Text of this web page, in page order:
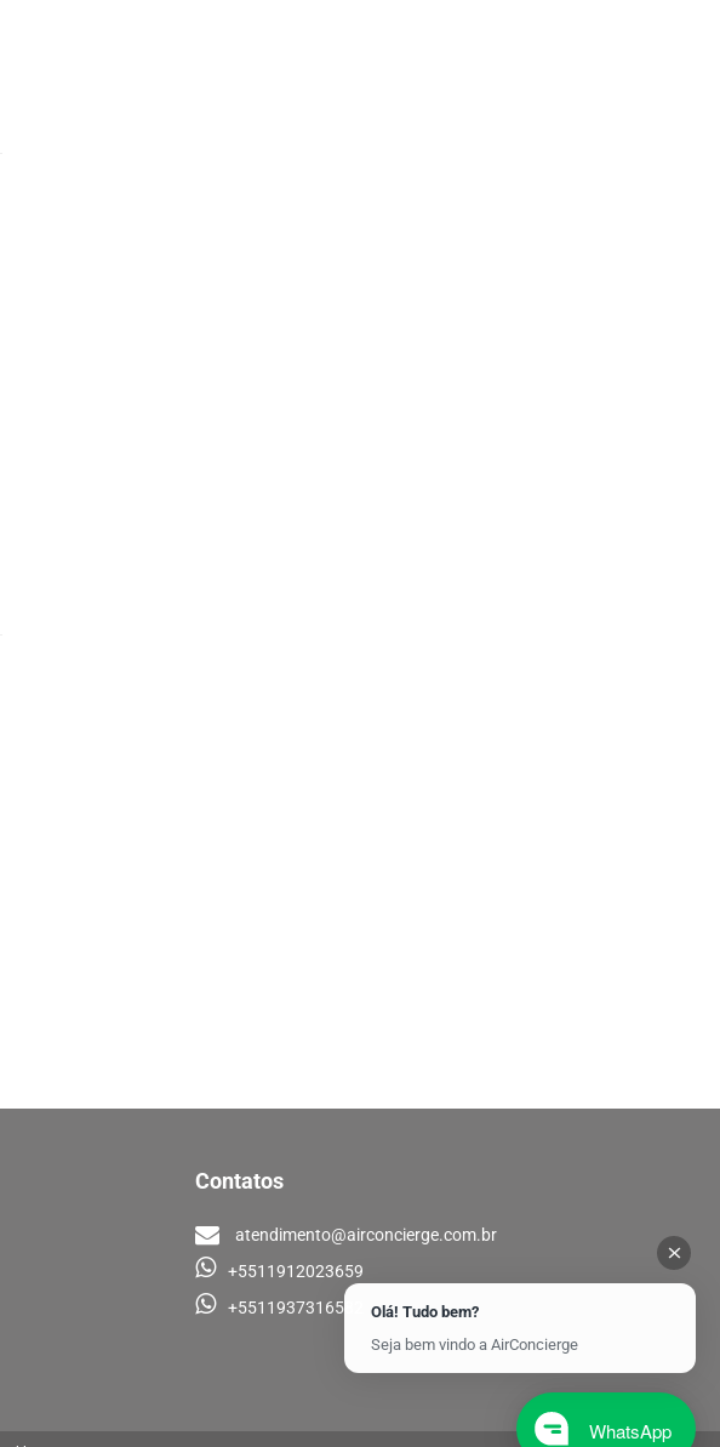
Contatos
atendimento@airconcierge.com.br
+5511912023659
+5511937316582
WhatsApp
Olá! Tudo bem?
Seja bem vindo a AirConcierge